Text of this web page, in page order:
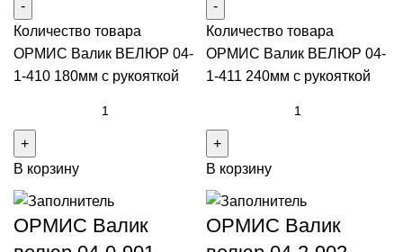
Количество товара
ОРМИС Валик ВЕЛЮР 04-
1-410 180мм с рукояткой
В корзину
Количество товара
ОРМИС Валик ВЕЛЮР 04-
1-411 240мм с рукояткой
В корзину
ОРМИС Валик
ОРМИС Валик